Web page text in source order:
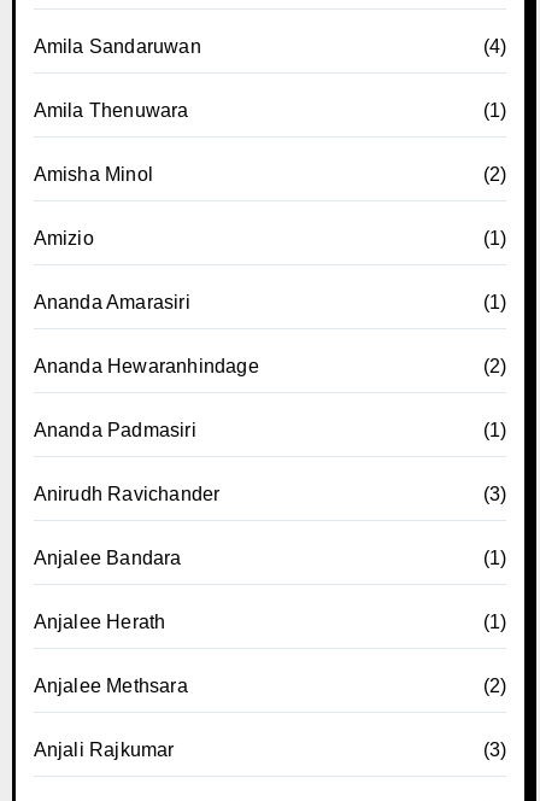
Amila Sandaruwan (4)
Amila Thenuwara (1)
Amisha Minol (2)
Amizio (1)
Ananda Amarasiri (1)
Ananda Hewaranhindage (2)
Ananda Padmasiri (1)
Anirudh Ravichander (3)
Anjalee Bandara (1)
Anjalee Herath (1)
Anjalee Methsara (2)
Anjali Rajkumar (3)